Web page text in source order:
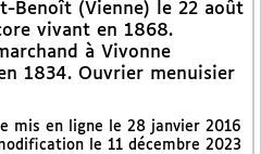
Benoît (Vienne) le 22 août
vivant en 1868.
à Vivonne
1834. Ouvrier menuisier
mis en ligne le 28 janvier 2016
le 11 décembre 2023